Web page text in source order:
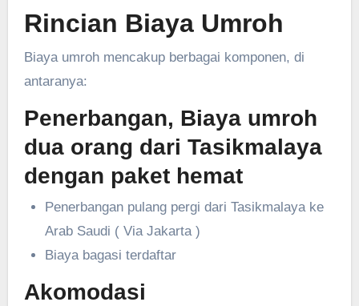
Rincian Biaya Umroh
Biaya umroh mencakup berbagai komponen, di
antaranya:
Penerbangan, Biaya umroh
dua orang dari Tasikmalaya
dengan paket hemat
Penerbangan pulang pergi dari Tasikmalaya ke
Arab Saudi ( Via Jakarta )
Biaya bagasi terdaftar
Akomodasi